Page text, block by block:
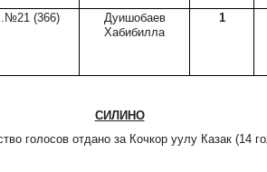
(366)
Дуишобаев
Хабибилла
1
СИЛИНО
голосов отдано за Кочкор уулу Казак (14